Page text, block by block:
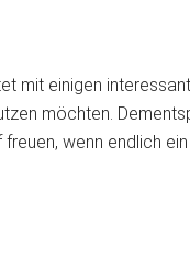
mit einigen
möchten.
wenn endlich